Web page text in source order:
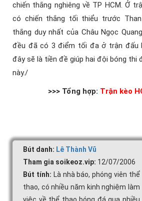
chiến thắng nghiêng về TP HCM. Ở
có chiến thắng tối thiểu trước Than
thắng duy nhất của Châu Ngọc
đều đã có 3 điểm tối đa ở trận đấu
đây sẽ là tiền đề giúp hai đội bóng thi
này./
>>> Tổng hợp: Trận kèo
Bút danh: Lê Thành Vũ
Tham gia soikeoz.vip: 12/07/2006
Bút tính: Là nhà báo, phóng viên thể
thao, có nhiều năm kinh nghiệm làm